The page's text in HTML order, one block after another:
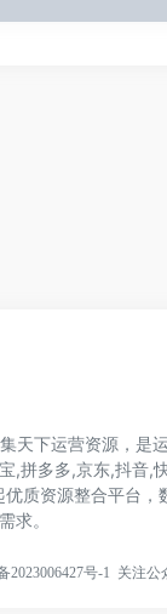
天下运营资源，是
,拼多多,京东,抖音,
质资源整合平台，
求。
2023006427号-1 关注公